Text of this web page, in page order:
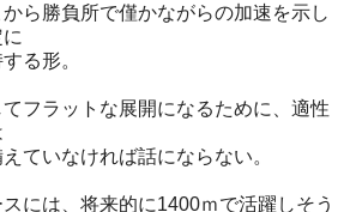
ら勝負所で僅かながらの加速を示し
る形。
フラットな展開になるために、適性
ていなければ話にならない。
には、将来的に1400ｍで活躍しそう